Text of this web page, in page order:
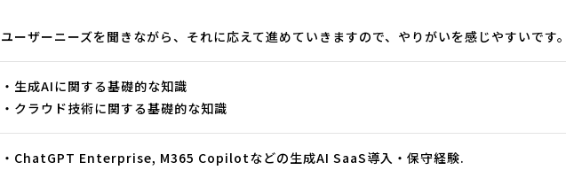
ユーザーニーズを聞きながら、それに応えて進めていきますので、やりがいを感じやすいです。
・生成AIに関する基礎的な知識
・クラウド技術に関する基礎的な知識
・ChatGPT Enterprise, M365 Copilotなどの生成AI SaaS導入・保守経験.